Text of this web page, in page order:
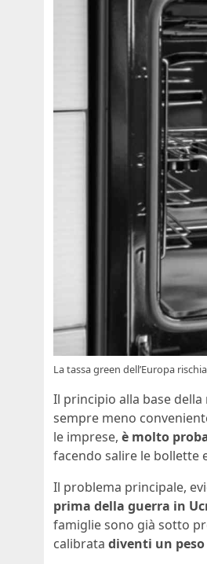
La tassa green dell’Europa
Il principio alla base
sempre meno
le imprese, è molto
facendo salire le bollette
Il problema principale,
prima della guerra in
famiglie sono già sotto
calibrata diventi un